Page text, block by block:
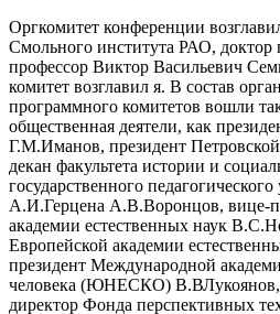
Оргкомитет конференции
Смольного института РАО, доктор
профессор Виктор Васильевич
комитет возглавил я. В состав
программного комитетов вошли
общественная деятели, как
Г.М.Иманов, президент
декан факультета истории и
государственного
А.И.Герцена А.В.Воронцов, вице-
академии естественных наук
Европейской академии
президент Международной
человека (ЮНЕСКО) В.ВЛукоянов,
директор Фонда перспективных